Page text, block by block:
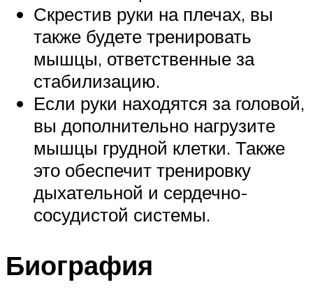
Скрестив руки на плечах, вы
также будете тренировать
мышцы, ответственные за
стабилизацию.
Если руки находятся за головой,
вы дополнительно нагрузите
мышцы грудной клетки. Также
это обеспечит тренировку
дыхательной и сердечно-
сосудистой системы.
Биография